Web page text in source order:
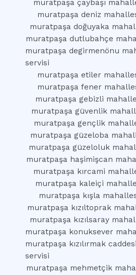
muratpaşa çaybaşı
muratpaşa deniz
muratpaşa doğuyaka
muratpaşa dutlubahçe
muratpaşa degirmenönu
servisi
muratpaşa etiler
muratpaşa fener
muratpaşa gebizli
muratpaşa güvenlik
muratpaşa gençlik
muratpaşa güzeloba
muratpaşa güzeloluk
muratpaşa haşimişcan
muratpaşa kırcami
muratpaşa kaleiçi
muratpaşa kışla
muratpaşa kızıltoprak
muratpaşa kızılsaray
muratpaşa konuksever
muratpaşa kızılırmak
servisi
muratpaşa mehmetçik